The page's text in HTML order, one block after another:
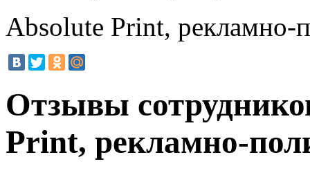
Absolute Print, рекламно-
Отзывы
Print, рекламно-